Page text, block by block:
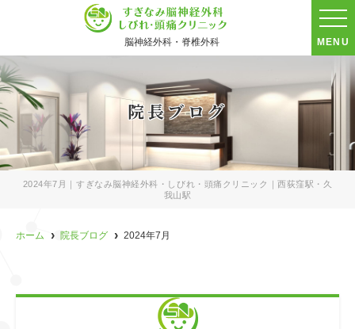
脳神経外科・脊椎外科 MENU
院長ブログ
2024年7月｜すぎなみ脳神経外科・しびれ・頭痛クリニック｜西荻窪駅・久
我山駅
ホーム 院長ブログ 2024年7月